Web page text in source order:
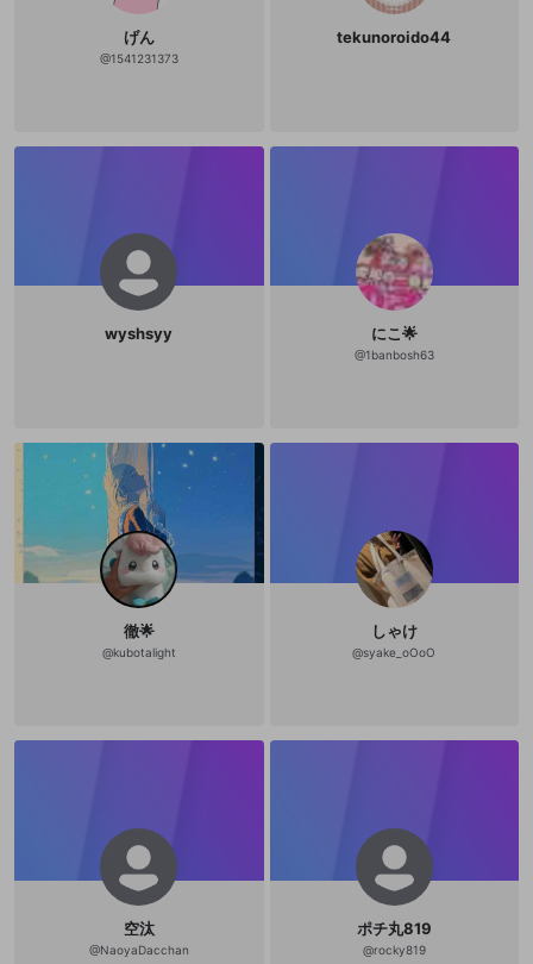
げん
@1541231373
tekunoroido44
wyshsyy にこ🌟
@1banbosh63
徹🌟
@kubotalight
しゃけ
@syake_oOoO
空汰
@NaoyaDacchan
ポチ丸819
@rocky819